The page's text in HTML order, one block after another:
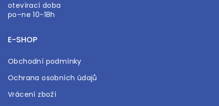
otevírací doba
po–ne 10-18h
E-SHOP
Obchodní podmínky
Ochrana osobních údajů
Vrácení zboží